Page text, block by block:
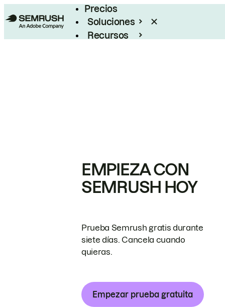
Precios
Soluciones
Recursos
EMPIEZA CON
SEMRUSH HOY
Prueba Semrush gratis durante
siete días. Cancela cuando
quieras.
Empezar prueba gratuita